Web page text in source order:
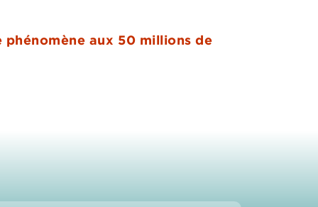
aux 50 millions de